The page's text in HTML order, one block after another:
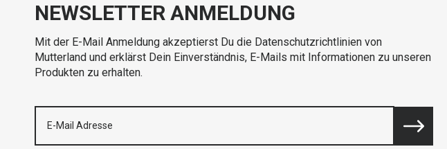
NEWSLETTER ANMELDUNG
Mit der E-Mail Anmeldung akzeptierst Du die Datenschutzrichtlinien von
Mutterland und erklärst Dein Einverständnis, E-Mails mit Informationen zu unseren
Produkten zu erhalten.